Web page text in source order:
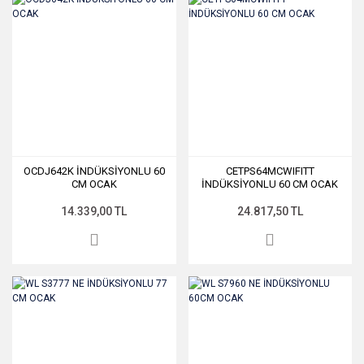
OCDJ642K İNDÜKSİYONLU 60
CM OCAK
14.339,00 TL
CETPS64MCWIFITT
İNDÜKSİYONLU 60 CM OCAK
24.817,50 TL